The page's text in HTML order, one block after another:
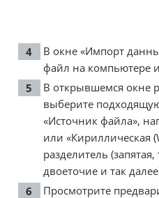
В окне «Импорт
файл на компьютере
В открывшемся окне
выберите
«Источник файла»,
или «Кириллическая
разделитель
двоеточие и так
Просмотрите